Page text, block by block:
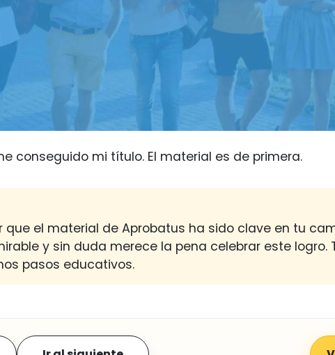
conseguido mi título. El material es de primera.
que el material de Aprobatus ha sido clave en tu
y sin duda merece la pena celebrar este logro.
pasos educativos.